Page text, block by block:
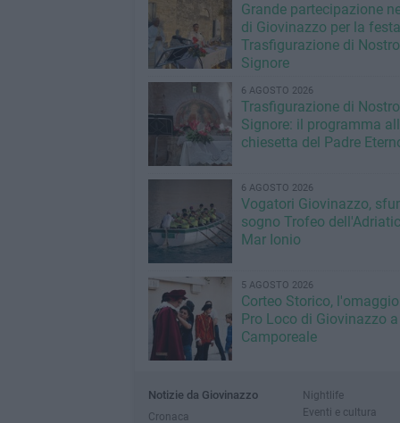
Grande partecipazione
di Giovinazzo per la
Trasfigurazione di Nostro
Signore
6 AGOSTO 2026
Trasfigurazione di Nostro
Signore: il programma
chiesetta del Padre
6 AGOSTO 2026
Vogatori Giovinazzo,
sogno Trofeo
Mar Ionio
5 AGOSTO 2026
Corteo Storico,
Pro Loco di Giovinazzo a
Camporeale
Notizie da Giovinazzo
Cronaca
Nightlife
Eventi e cultura